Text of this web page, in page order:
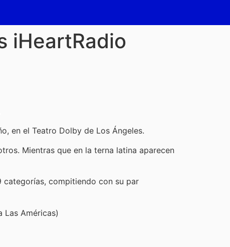
iHeartRadio
en el Teatro Dolby de Los Ángeles.
Mientras que en la terna latina aparecen
categorías, compitiendo con su par
Las Américas)